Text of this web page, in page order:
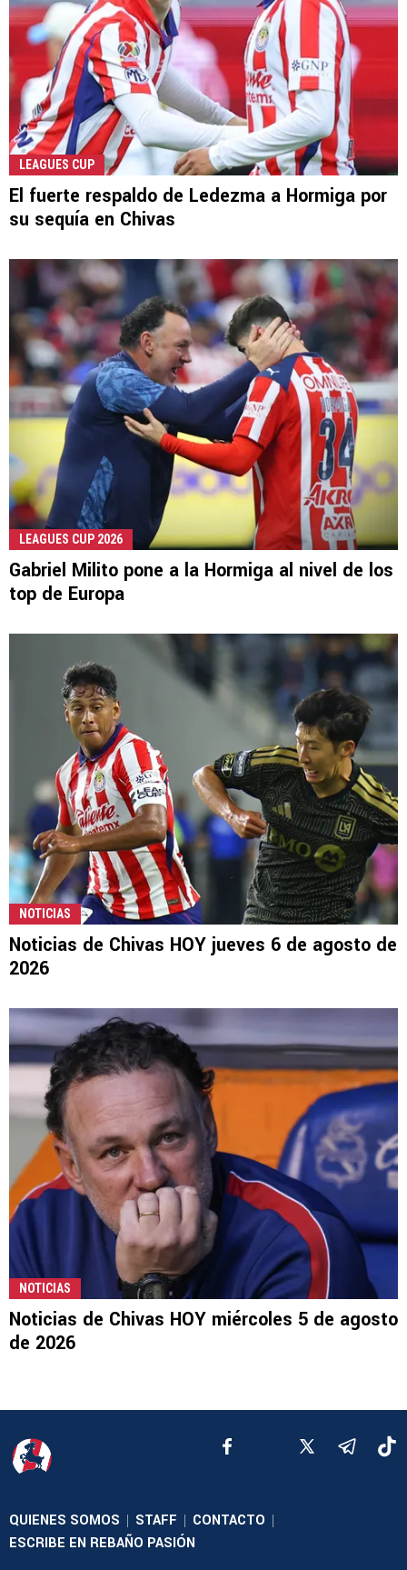
LEAGUES CUP
El fuerte respaldo de Ledezma a Hormiga por
su sequía en Chivas
LEAGUES CUP 2026
Gabriel Milito pone a la Hormiga al nivel de los
top de Europa
NOTICIAS
Noticias de Chivas HOY jueves 6 de agosto de
2026
NOTICIAS
Noticias de Chivas HOY miércoles 5 de agosto
de 2026
QUIENES SOMOS | STAFF | CONTACTO |
ESCRIBE EN REBAÑO PASIÓN